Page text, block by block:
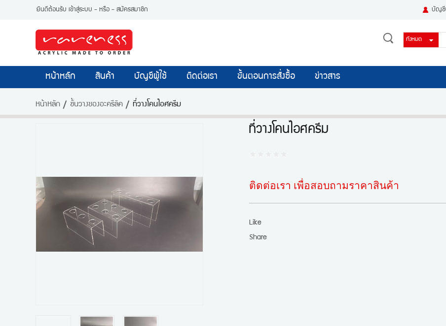
ยินดีต้อนรับ เข้าสู่ระบบ - หรือ - สมัครสมาชิก บัญชี
หน้าหลัก สินค้า บัญชีผู้ใช้ ติดต่อเรา ขั้นตอนการสั่งซื้อ ข่าวสาร
หน้าหลัก ชั้นวางของอะครีลิค ที่วางโคนไอศครีม
ที่วางโคนไอศครีม
ติดต่อเรา เพื่อสอบถามราคาสินค้า
Like
Share